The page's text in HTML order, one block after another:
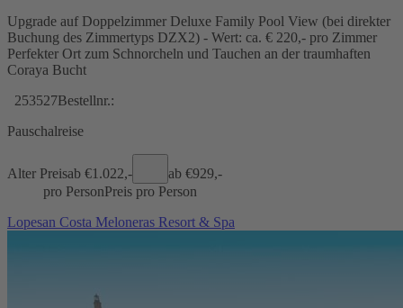
Upgrade auf Doppelzimmer Deluxe Family Pool View (bei direkter
Buchung des Zimmertyps DZX2) - Wert: ca. € 220,- pro Zimmer
Perfekter Ort zum Schnorcheln und Tauchen an der traumhaften
Coraya Bucht
253527Bestellnr.:
Pauschalreise
Alter Preisab €1.022,- ab €929,-
pro PersonPreis pro Person
Lopesan Costa Meloneras Resort & Spa